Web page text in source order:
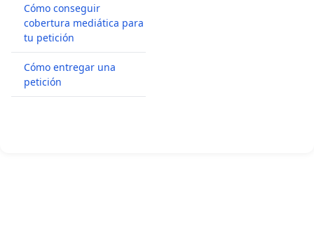
Cómo conseguir
cobertura mediática para
tu petición
Cómo entregar una
petición